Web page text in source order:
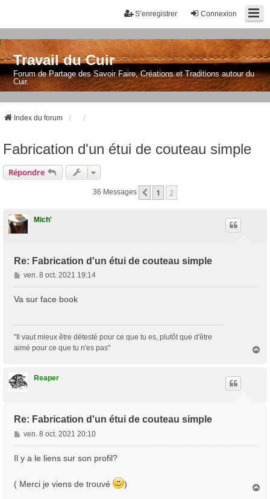
Connexion
S’enregistrer
Travail du Cuir
Forum de Partage des Savoir Faire, Créations et Traditions autour du
Cuir.
Index du forum
Fabrication d'un étui de couteau simple
Répondre
36 Messages Précédente
1 2
Mich'
Re: Fabrication d'un étui de couteau simple
M
e
s
e
ven. 8 oct. 2021 19:14
Va sur face book
"Il vaut mieux être détesté pour ce que tu es, plutôt que d'être
aimé pour ce que tu n'es pas"
Reaper
Re: Fabrication d'un étui de couteau simple
M
e
s
g
ven. 8 oct. 2021 20:10
Il y a le liens sur son profil?
( Merci je viens de trouvé )